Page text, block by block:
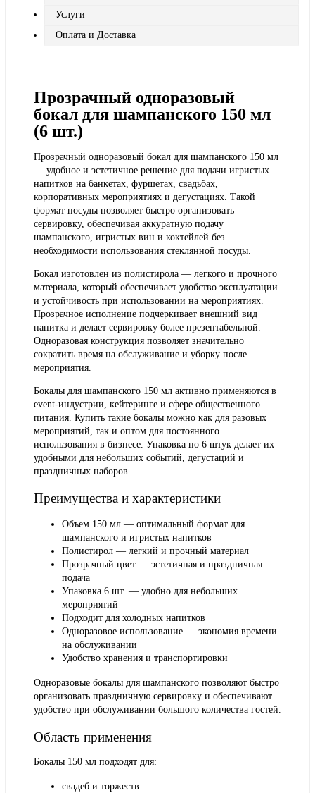
Услуги
Оплата и Доставка
Прозрачный одноразовый
бокал для шампанского 150 мл
(6 шт.)
Прозрачный одноразовый бокал для шампанского 150 мл
— удобное и эстетичное решение для подачи игристых
напитков на банкетах, фуршетах, свадьбах,
корпоративных мероприятиях и дегустациях. Такой
формат посуды позволяет быстро организовать
сервировку, обеспечивая аккуратную подачу
шампанского, игристых вин и коктейлей без
необходимости использования стеклянной посуды.
Бокал изготовлен из полистирола — легкого и прочного
материала, который обеспечивает удобство эксплуатации
и устойчивость при использовании на мероприятиях.
Прозрачное исполнение подчеркивает внешний вид
напитка и делает сервировку более презентабельной.
Одноразовая конструкция позволяет значительно
сократить время на обслуживание и уборку после
мероприятия.
Бокалы для шампанского 150 мл активно применяются в
event-индустрии, кейтеринге и сфере общественного
питания. Купить такие бокалы можно как для разовых
мероприятий, так и оптом для постоянного
использования в бизнесе. Упаковка по 6 штук делает их
удобными для небольших событий, дегустаций и
праздничных наборов.
Преимущества и характеристики
Объем 150 мл — оптимальный формат для
шампанского и игристых напитков
Полистирол — легкий и прочный материал
Прозрачный цвет — эстетичная и праздничная
подача
Упаковка 6 шт. — удобно для небольших
мероприятий
Подходит для холодных напитков
Одноразовое использование — экономия времени
на обслуживании
Удобство хранения и транспортировки
Одноразовые бокалы для шампанского позволяют быстро
организовать праздничную сервировку и обеспечивают
удобство при обслуживании большого количества гостей.
Область применения
Бокалы 150 мл подходят для:
свадеб и торжеств